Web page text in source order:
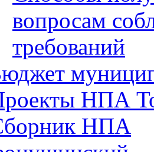
вопросам
требований
НПА
НПА